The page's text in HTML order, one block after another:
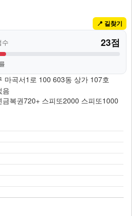
📍 길찾기
23점
마곡서1로 100 603동 상가 107호
음
금복권720+ 스피또2000 스피또1000